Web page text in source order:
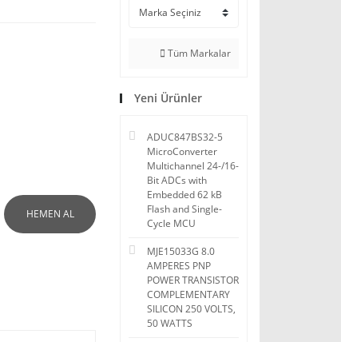
HEMEN AL
Tüm Markalar
Yeni Ürünler
ADUC847BS32-5
MicroConverter
Multichannel 24-/16-
Bit ADCs with
Embedded 62 kB
Flash and Single-
Cycle MCU
MJE15033G 8.0
AMPERES PNP
POWER TRANSISTOR
COMPLEMENTARY
SILICON 250 VOLTS,
50 WATTS